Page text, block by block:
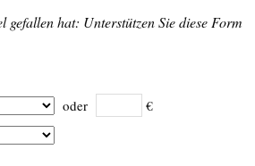
gefallen hat: Unterstützen Sie diese Form
oder €